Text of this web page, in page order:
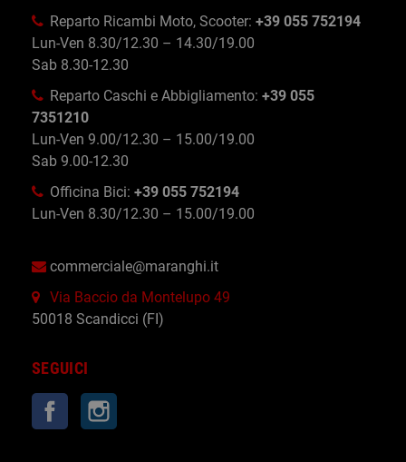
Reparto Ricambi Moto, Scooter: +39 055 752194
Lun-Ven 8.30/12.30 – 14.30/19.00
Sab 8.30-12.30
Reparto Caschi e Abbigliamento: +39 055
7351210
Lun-Ven 9.00/12.30 – 15.00/19.00
Sab 9.00-12.30
Officina Bici: +39 055 752194
Lun-Ven 8.30/12.30 – 15.00/19.00
commerciale@maranghi.it
Via Baccio da Montelupo 49
50018 Scandicci (FI)
SEGUICI
Facebook